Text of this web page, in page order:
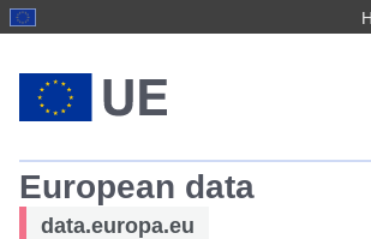
European data
data.europa.eu